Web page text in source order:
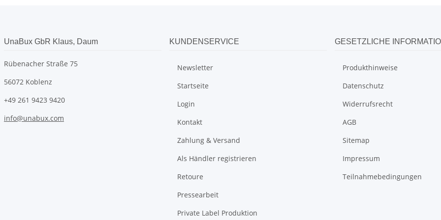
UnaBux GbR Klaus, Daum
Rübenacher Straße 75
56072 Koblenz
+49 261 9423 9420
info@unabux.com
KUNDENSERVICE
Newsletter
Startseite
Login
Kontakt
Zahlung & Versand
Als Händler registrieren
Retoure
Pressearbeit
Private Label Produktion
GESETZLICHE
Produkthinweise
Datenschutz
Widerrufsrecht
AGB
Sitemap
Impressum
Teilnahmebedingungen